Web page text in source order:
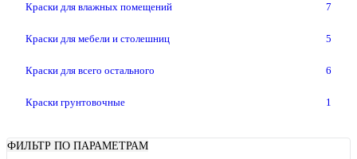
Краски для влажных помещений 7
Краски для мебели и столешниц 5
Краски для всего остального 6
Краски грунтовочные 1
ФИЛЬТР ПО ПАРАМЕТРАМ